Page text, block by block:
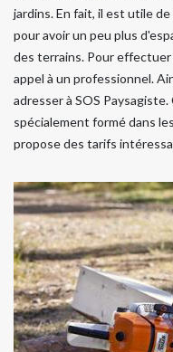
jardins. En fait, il est utile
pour avoir un peu plus
des terrains. Pour
appel à un professionnel.
adresser à SOS
spécialement formé dans
propose des tarifs